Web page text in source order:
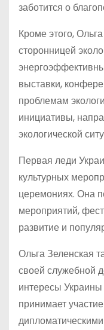
заботится о
Кроме этого,
сторонницей
выставки,
проблемам
инициативы,
экологической
Первая леди
культурных
церемониях. Она
мероприятий,
развитие и
Ольга Зеленская
своей служебной
интересы
принимает